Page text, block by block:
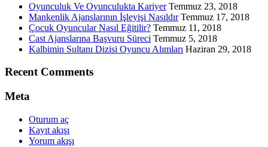
Oyunculuk Ve Oyunculukta Kariyer Temmuz 23, 2018
Mankenlik Ajanslarının İşleyişi Nasıldır Temmuz 17, 2018
Çocuk Oyuncular Nasıl Eğitilir? Temmuz 11, 2018
Cast Ajanslarına Başvuru Süreci Temmuz 5, 2018
Kalbimin Sultanı Dizisi Oyuncu Alımları Haziran 29, 2018
Recent Comments
Meta
Oturum aç
Kayıt akışı
Yorum akışı